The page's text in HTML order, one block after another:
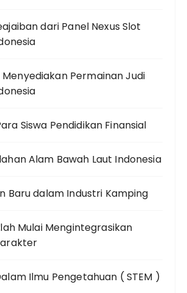
dari Panel Nexus Slot
Permainan Judi
Siswa Pendidikan Finansial
Alam Bawah Laut Indonesia
Baru dalam Industri Kamping
Mulai Mengintegrasikan
Ilmu Pengetahuan ( STEM )